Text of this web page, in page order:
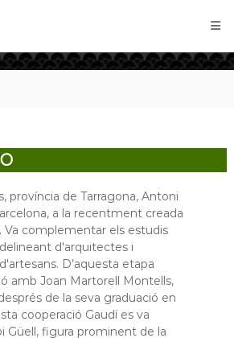
província de Tarragona, Antoni
a la recentment creada
Va complementar els estudis
d'arquitectes i
D’aquesta etapa
amb Joan Martorell Montells,
de la seva graduació en
cooperació Gaudí es va
Güell, figura prominent de la